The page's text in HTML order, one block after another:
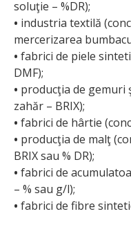
soluţie – %DR);
• industria textilă
mercerizarea
• fabrici de piele
DMF);
• producţia de gemuri
zahăr – BRIX);
• fabrici de hârtie
• producţia de malţ
BRIX sau % DR);
• fabrici de
– % sau g/l);
• fabrici de fibre